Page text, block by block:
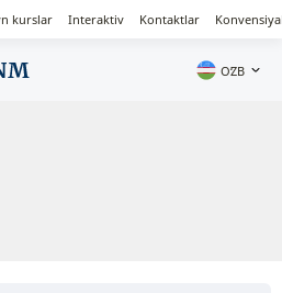
kurslar Interaktiv Kontaktlar
OʻZB